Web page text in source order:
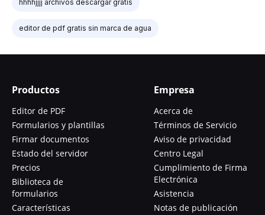
hhhhjjjj archivos descargar gratis
editor de pdf gratis sin marca de agua
Productos
Editor de PDF
Formularios y plantillas
Firmar documentos
Estado del servidor
Precios
Biblioteca de
formularios
Características
Empresa
Acerca de
Términos de Servicio
Aviso de privacidad
Centro Legal
Cumplimiento de Firma
Electrónica
Asistencia
Notas de publicación